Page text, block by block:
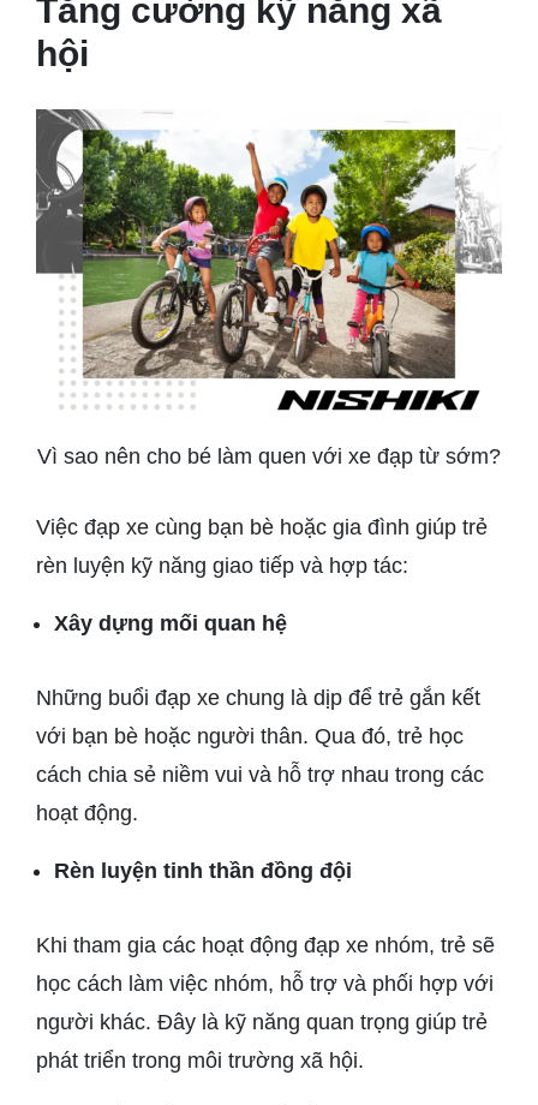
Tăng cường kỹ năng xã
hội
Vì sao nên cho bé làm quen với xe đạp từ sớm?
Việc đạp xe cùng bạn bè hoặc gia đình giúp trẻ
rèn luyện kỹ năng giao tiếp và hợp tác:
Xây dựng mối quan hệ
Những buổi đạp xe chung là dịp để trẻ gắn kết
với bạn bè hoặc người thân. Qua đó, trẻ học
cách chia sẻ niềm vui và hỗ trợ nhau trong các
hoạt động.
Rèn luyện tinh thần đồng đội
Khi tham gia các hoạt động đạp xe nhóm, trẻ sẽ
học cách làm việc nhóm, hỗ trợ và phối hợp với
người khác. Đây là kỹ năng quan trọng giúp trẻ
phát triển trong môi trường xã hội.